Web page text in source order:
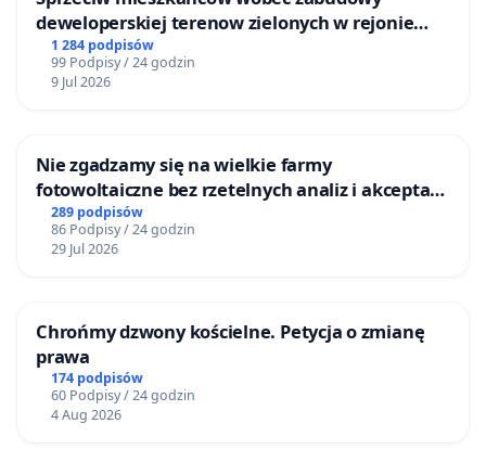
deweloperskiej terenow zielonych w rejonie
Bulwarów Straceńskich w Bielsku-Białej
1 284 podpisów
99 Podpisy / 24 godzin
9 Jul 2026
Nie zgadzamy się na wielkie farmy
fotowoltaiczne bez rzetelnych analiz i akceptacji
mieszkańców
289 podpisów
86 Podpisy / 24 godzin
29 Jul 2026
Chrońmy dzwony kościelne. Petycja o zmianę
prawa
174 podpisów
60 Podpisy / 24 godzin
4 Aug 2026